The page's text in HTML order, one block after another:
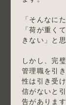
「そんなに
「荷が重く
きない」と
しかし、完
管理職を引
性は引き受
信がないと
告がありま